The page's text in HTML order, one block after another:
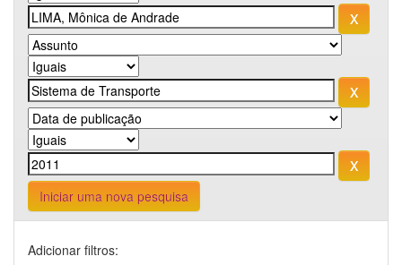
Iniciar uma nova pesquisa
Adicionar filtros: